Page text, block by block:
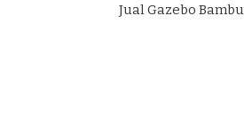
Jual Gazebo